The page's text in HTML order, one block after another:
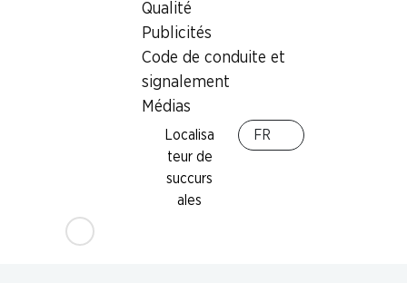
Qualité
Publicités
Code de conduite et
signalement
Médias
Localisa
teur de
succurs
ales
FR